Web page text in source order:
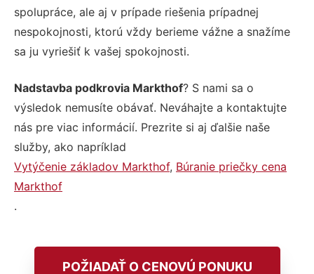
spolupráce, ale aj v prípade riešenia prípadnej
nespokojnosti, ktorú vždy berieme vážne a snažíme
sa ju vyriešiť k vašej spokojnosti.
Nadstavba podkrovia Markthof? S nami sa o
výsledok nemusíte obávať. Neváhajte a kontaktujte
nás pre viac informácií. Prezrite si aj ďalšie naše
služby, ako napríklad
Vytýčenie základov Markthof, Búranie priečky cena
Markthof
.
POŽIADAŤ O CENOVÚ PONUKU